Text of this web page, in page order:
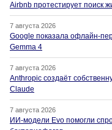
Airbnb протестирует поиск
7 августа 2026
Google показала офлайн-
Gemma 4
7 августа 2026
Anthropic создаёт
Claude
7 августа 2026
ИИ-модели Evo помогли